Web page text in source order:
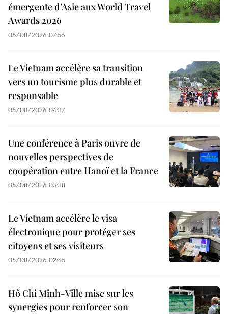
émergente d’Asie aux World Travel
Awards 2026
05/08/2026 07:56
Le Vietnam accélère sa transition
vers un tourisme plus durable et
responsable
05/08/2026 04:37
Une conférence à Paris ouvre de
nouvelles perspectives de
coopération entre Hanoï et la France
05/08/2026 03:38
Le Vietnam accélère le visa
électronique pour protéger ses
citoyens et ses visiteurs
05/08/2026 02:45
Hô Chi Minh-Ville mise sur les
synergies pour renforcer son